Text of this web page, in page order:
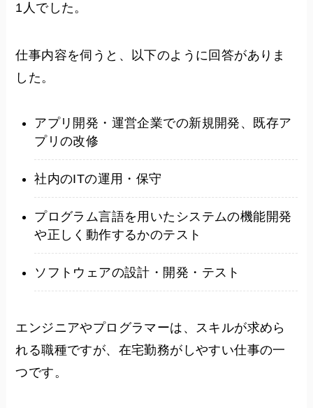
1人でした。
仕事内容を伺うと、以下のように回答がありま
した。
アプリ開発・運営企業での新規開発、既存ア
プリの改修
社内のITの運用・保守
プログラム言語を用いたシステムの機能開発
や正しく動作するかのテスト
ソフトウェアの設計・開発・テスト
エンジニアやプログラマーは、スキルが求めら
れる職種ですが、在宅勤務がしやすい仕事の一
つです。